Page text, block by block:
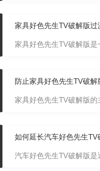
家具好色先生TV破解版过
家具好色先生TV破解版是
防止家具好色先生TV破
家具好色先生TV破解版的
如何延长汽车好色先生TV
汽车好色先生TV破解版是